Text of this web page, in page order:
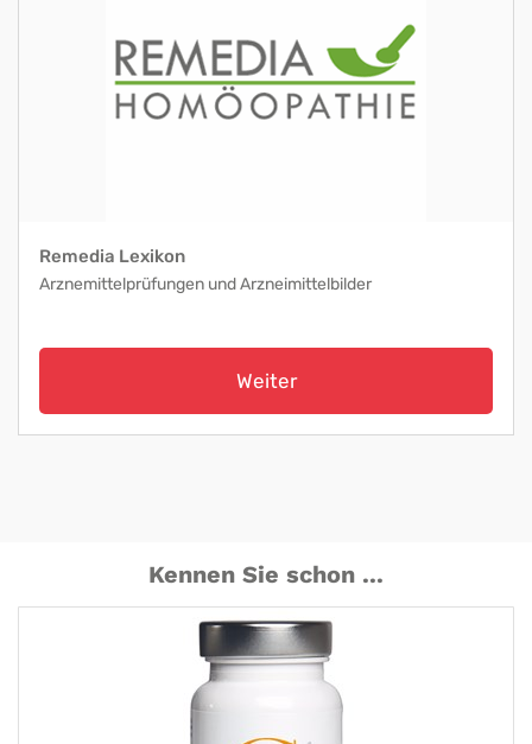
Remedia Lexikon
Arznemittelprüfungen und Arzneimittelbilder
Weiter
Kennen Sie schon ...